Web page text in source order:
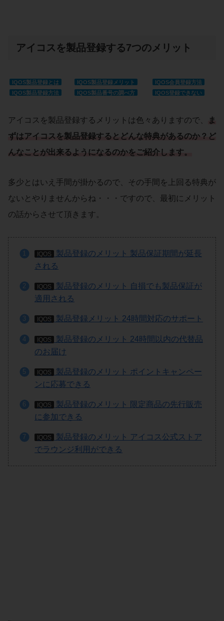
アイコスを製品登録する7つのメリット
IQOS製品登録とは IQOS製品登録メリット
IQOS会員登録方法
IQOS製品登録方法
IQOS製品番号の調べ方 IQOS登録できない
アイコスを製品登録するメリットは色々ありますので、
ま
ずはアイコスを製品登録するとどんな特典があるのか？ど
んなことが出来るようになるのかをご紹介します。
多少とはいえ手間が掛かるので、その手間を上回る特典が
ないとやりませんからね・・・ですので、最初にメリット
の話からさせて頂きます。
IQOS
製品登録のメリット 製品保証期間が延長
される
IQOS
製品登録のメリット 自損でも製品保証が
適用される
IQOS 製品登録メリット 24時間対応のサポート
IQOS
製品登録のメリット 24時間以内の代替品
のお届け
IQOS
製品登録のメリット ポイントキャンペー
ンに応募できる
IQOS
製品登録のメリット 限定商品の先行販売
に参加できる
IQOS
製品登録のメリット アイコス公式ストア
でラウンジ利用ができる